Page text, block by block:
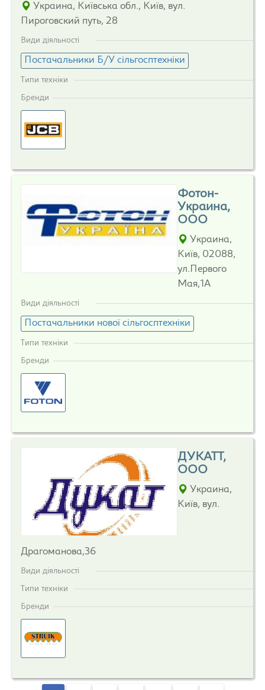
Украина, Київська обл., Київ, вул.
Пироговский путь, 28
Види діяльності
Постачальники Б/У сільгосптехніки
Типи техніки
Бренди
Фотон-
Украина,
ООО
Украина,
Київ, 02088,
ул.Первого
Мая,1А
Види діяльності
Постачальники нової сільгосптехніки
Типи техніки
Бренди
ДУКАТТ,
ООО
Украина,
Київ, вул.
Драгоманова,36
Види діяльності
Типи техніки
Бренди